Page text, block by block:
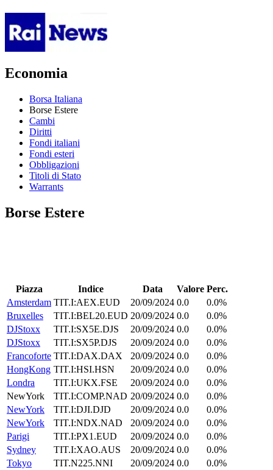
Economia
Borsa Italiana
Borse Estere
Cambi
Diritti
Fondi italiani
Fondi esteri
Obbligazioni
Titoli di Stato
Warrants
Borse Estere
Piazza Indice Data Valore Perc.
Amsterdam TIT.I:AEX.EUD 20/09/2024 0.0
0.0%
Bruxelles
TIT.I:BEL20.EUD 20/09/2024 0.0
0.0%
DJStoxx
TIT.I:SX5E.DJS 20/09/2024 0.0
0.0%
DJStoxx
TIT.I:SX5P.DJS 20/09/2024 0.0
0.0%
Francoforte TIT.I:DAX.DAX 20/09/2024 0.0
0.0%
HongKong TIT.I:HSI.HSN 20/09/2024 0.0
0.0%
Londra
TIT.I:UKX.FSE 20/09/2024 0.0
0.0%
NewYork
TIT.I:COMP.NAD 20/09/2024 0.0
0.0%
NewYork
TIT.I:DJI.DJD 20/09/2024 0.0
0.0%
NewYork
TIT.I:NDX.NAD 20/09/2024 0.0
0.0%
Parigi
TIT.I:PX1.EUD 20/09/2024 0.0
0.0%
Sydney
TIT.I:XAO.AUS 20/09/2024 0.0
0.0%
Tokyo
TIT.N225.NNI 20/09/2024 0.0
0.0%